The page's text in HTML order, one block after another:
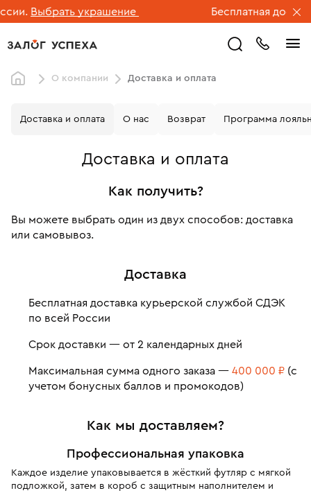
Выбрать украшение Бесплатная доставка
О компании Доставка и оплата
Доставка и оплата
О нас Возврат Программа
Доставка и оплата
Как получить?
Вы можете выбрать один из двух способов: доставка
или самовывоз.
Доставка
Бесплатная доставка курьерской службой СДЭК
по всей России
Срок доставки — от 2 календарных дней
Максимальная сумма одного заказа — 400 000 ₽ (с
учетом бонусных баллов и промокодов)
Как мы доставляем?
Профессиональная упаковка
Каждое изделие упаковывается в жёсткий футляр с мягкой
подложкой, затем в короб с защитным наполнителем и